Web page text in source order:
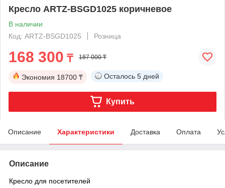
Кресло ARTZ-BSGD1025 коричневое
В наличии
Код: ARTZ-BSGD1025
Розница
168 300 ₸ 187 000 ₸
Экономия 18700 ₸ Осталось 5 дней
Купить
Описание Характеристики Доставка Оплата
Описание
Кресло для посетителей